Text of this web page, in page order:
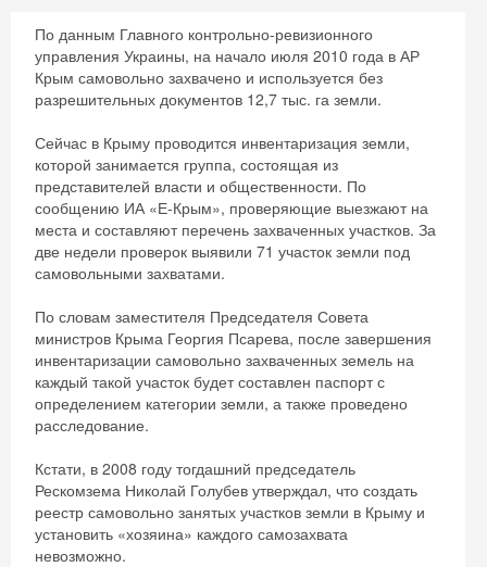
По данным Главного контрольно-ревизионного
управления Украины, на начало июля 2010 года в АР
Крым самовольно захвачено и используется без
разрешительных документов 12,7 тыс. га земли.
Сейчас в Крыму проводится инвентаризация земли,
которой занимается группа, состоящая из
представителей власти и общественности. По
сообщению ИА «Е-Крым», проверяющие выезжают на
места и составляют перечень захваченных участков. За
две недели проверок выявили 71 участок земли под
самовольными захватами.
По словам заместителя Председателя Совета
министров Крыма Георгия Псарева, после завершения
инвентаризации самовольно захваченных земель на
каждый такой участок будет составлен паспорт с
определением категории земли, а также проведено
расследование.
Кстати, в 2008 году тогдашний председатель
Рескомзема Николай Голубев утверждал, что создать
реестр самовольно занятых участков земли в Крыму и
установить «хозяина» каждого самозахвата
невозможно.